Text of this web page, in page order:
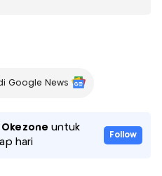
Google News
untuk
hari
Follow